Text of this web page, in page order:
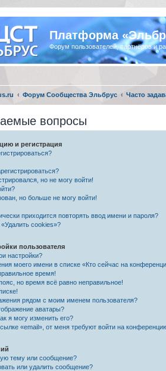
Платформа
Форум пользователей, партнёров и
Форум Сообщества Эльбрус Часто
вопросы
и регистрация
но не могу войти!
но больше не могу войти!
приходится повторять ввод имени и пароля?
cookies»?
пользователя
настройки?
моего имени в списке «Кто сейчас на
время!
но время всё равно неправильное!
рядом с моим именем пользователя?
аватары?
я могу изменить его?
«email», от меня требуют войти на
тему или сообщение?
или удалить сообщение?